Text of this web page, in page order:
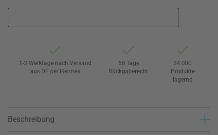
1-3 Werktage nach Versand
aus DE per Hermes
60 Tage
Rückgaberecht
24.000
Produkte
lagernd
Beschreibung